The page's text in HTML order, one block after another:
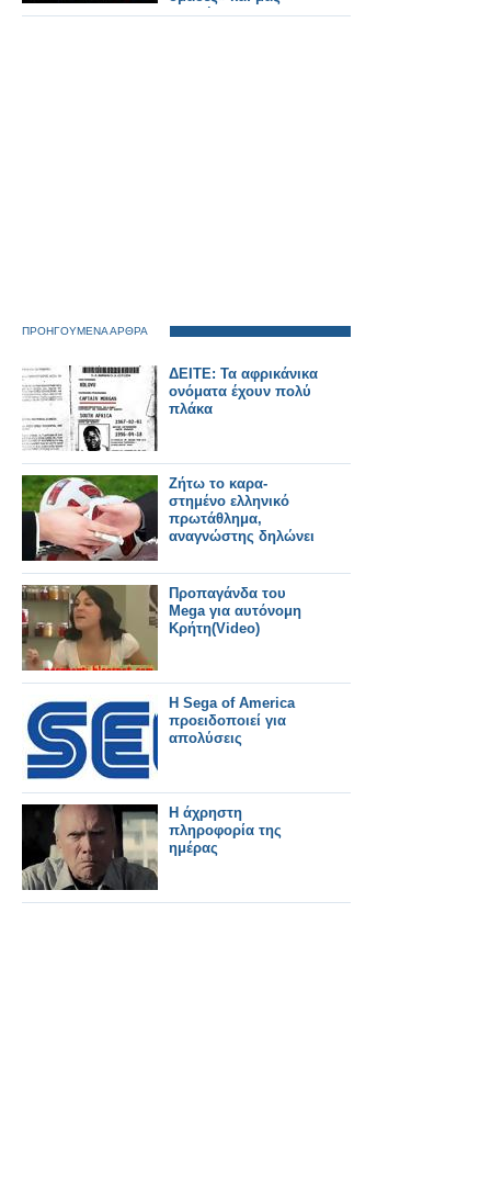
συστήνονται...
ΠΡΟΗΓΟΥΜΕΝΑ ΑΡΘΡΑ
ΔΕΙΤΕ: Τα αφρικάνικα
ονόματα έχουν πολύ
πλάκα
Ζήτω το καρα-
στημένο ελληνικό
πρωτάθλημα,
αναγνώστης δηλώνει
Προπαγάνδα του
Mega για αυτόνομη
Κρήτη(Video)
Η Sega of America
προειδοποιεί για
απολύσεις
Η άχρηστη
πληροφορία της
ημέρας